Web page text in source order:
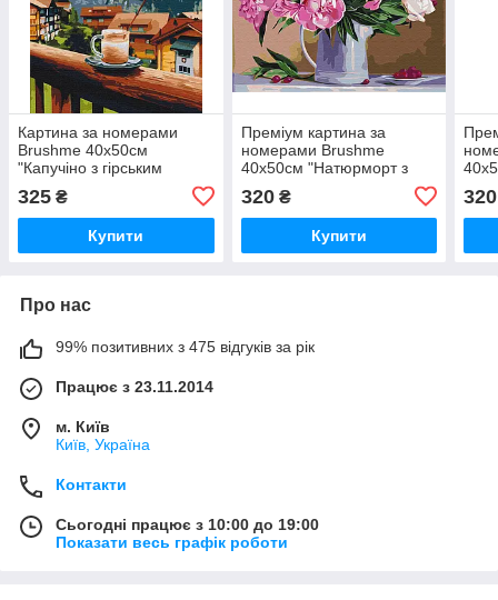
Картина за номерами
Brushme 40x50см
"Капучіно з гірським
325 ₴
Купити
Преміум картина за
номерами Brushme
40x50см "Натюрморт з
320₴
Купити
320
Про нас
99% позитивних з 475 відгуків за рік
Працює з 23.11.2014
м. Київ
Київ, Україна
Контакти
Сьогодні працює з 10:00 до 19:00
Показати весь графік роботи